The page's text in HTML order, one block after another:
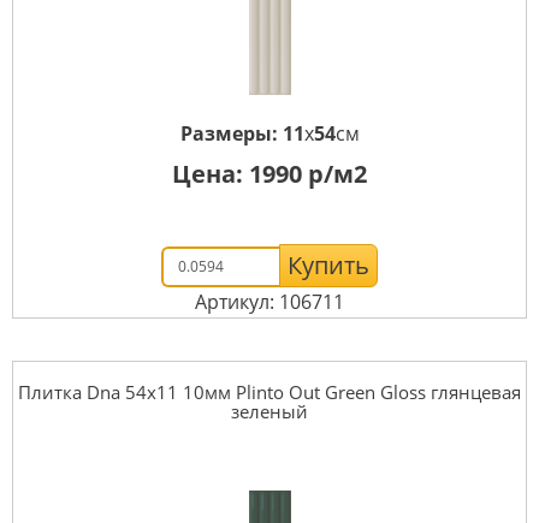
Размеры: 11x54см
Цена: 1990 р/м2
Купить
Артикул: 106711
Плитка Dna 54x11 10мм Plinto Out Green Gloss глянцевая
зеленый